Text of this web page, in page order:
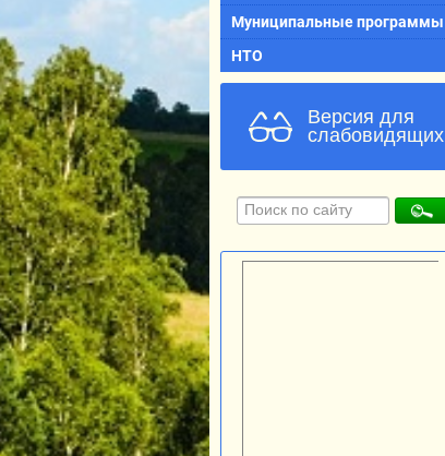
Муниципальные программы
НТО
Версия для
слабовидящих